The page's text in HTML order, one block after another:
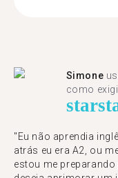
Simone
como
star
"Eu não aprendia
atrás eu era A2, ou
estou me